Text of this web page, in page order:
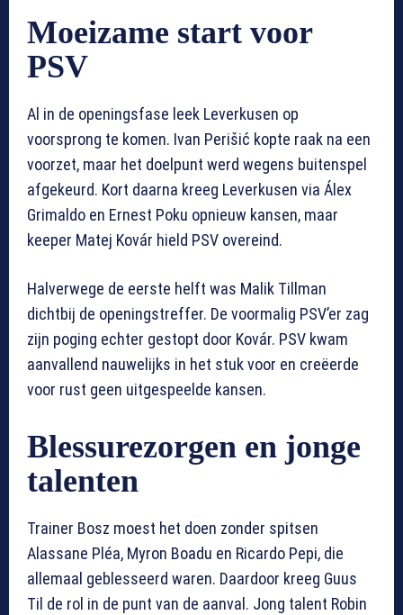
Moeizame start voor
PSV
Al in de openingsfase leek Leverkusen op
voorsprong te komen. Ivan Perišić kopte raak na een
voorzet, maar het doelpunt werd wegens buitenspel
afgekeurd. Kort daarna kreeg Leverkusen via Álex
Grimaldo en Ernest Poku opnieuw kansen, maar
keeper Matej Kovár hield PSV overeind.
Halverwege de eerste helft was Malik Tillman
dichtbij de openingstreffer. De voormalig PSV’er zag
zijn poging echter gestopt door Kovár. PSV kwam
aanvallend nauwelijks in het stuk voor en creëerde
voor rust geen uitgespeelde kansen.
Blessurezorgen en jonge
talenten
Trainer Bosz moest het doen zonder spitsen
Alassane Pléa, Myron Boadu en Ricardo Pepi, die
allemaal geblesseerd waren. Daardoor kreeg Guus
Til de rol in de punt van de aanval. Jong talent Robin